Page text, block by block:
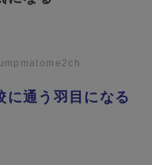
に通う羽目になる